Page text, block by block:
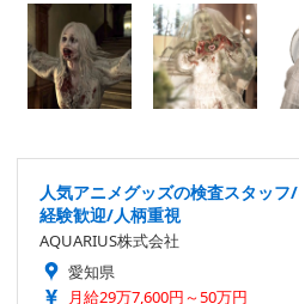
人気アニメグッズの検査スタッ
経験歓迎/人柄重視
AQUARIUS株式会社
愛知県
月給29万7,600円～50万円